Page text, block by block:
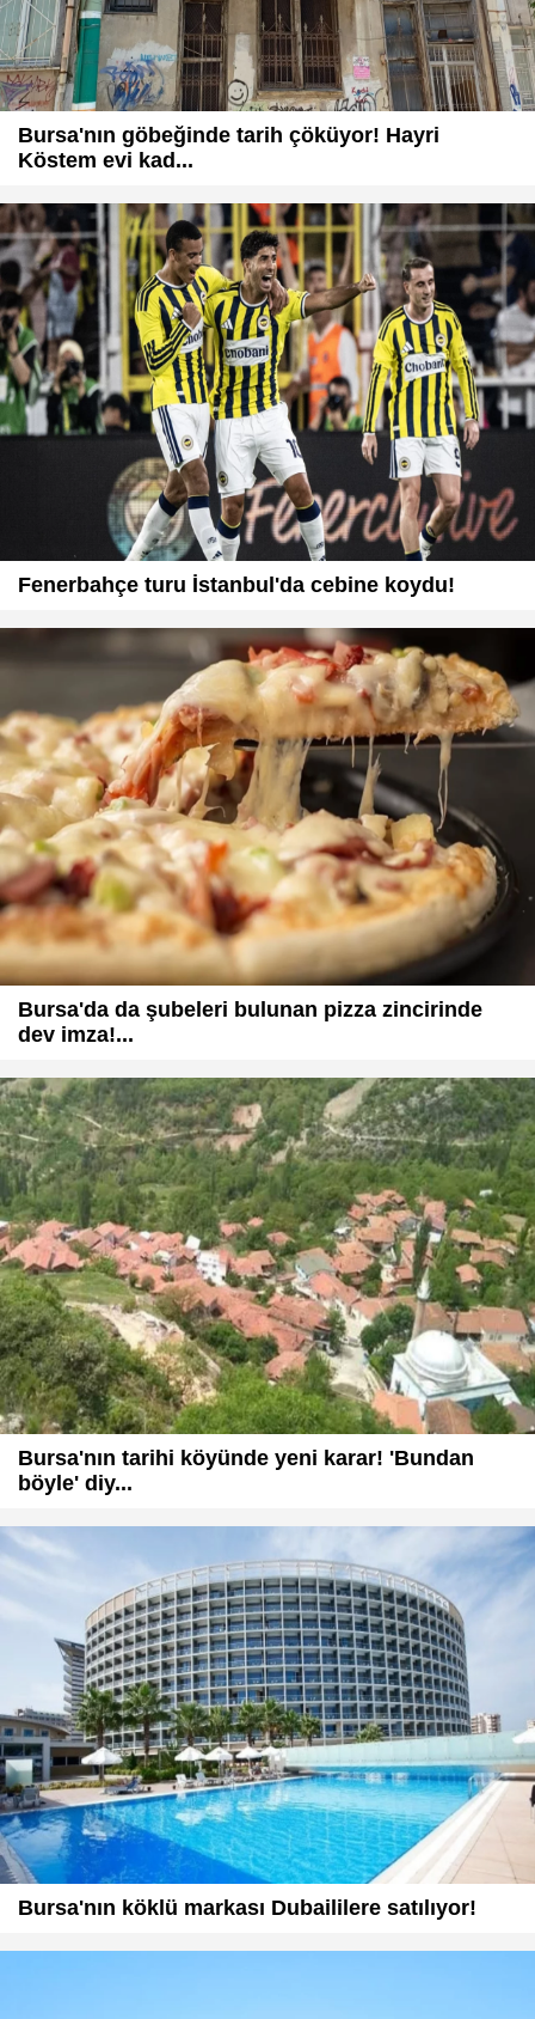
Bursa'nın göbeğinde tarih çöküyor! Hayri
Köstem evi kad...
Fenerbahçe turu İstanbul'da cebine koydu!
Bursa'da da şubeleri bulunan pizza zincirinde
dev imza!...
Bursa'nın tarihi köyünde yeni karar! 'Bundan
böyle' diy...
Bursa'nın köklü markası Dubaililere satılıyor!